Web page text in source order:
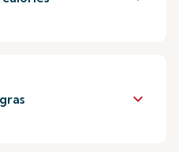
keyboard_arrow_down